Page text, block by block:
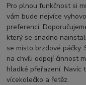
Pro plnou funkčnost si
vám bude nejvíce
preferencí.
který se snadno
se místo brzdové
na chvíli odpojí činnost
hladké přeřazení. Navíc
vícekolečko a řetěz.